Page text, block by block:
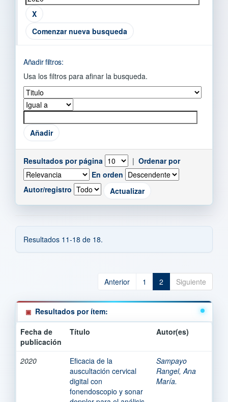
Comenzar nueva busqueda
Añadir filtros:
Usa los filtros para afinar la busqueda.
Resultados por página | Ordenar por
En orden
Autor/registro
Resultados 11-18 de 18.
Anterior 1 2 Siguiente
Resultados por ítem:
Fecha de
publicación
Título Autor(es)
2020
Eficacia de la
auscultación cervical
digital con
fonendoscopio y sonar
Sampayo
Rangel, Ana
María.